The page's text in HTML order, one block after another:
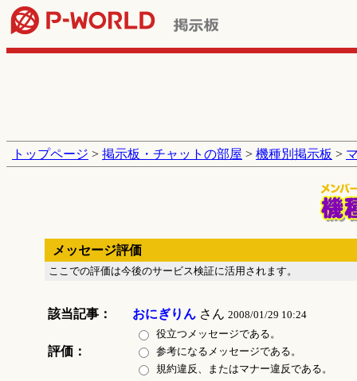
トップページ > 掲示板・チャットの部屋 > 機種別掲示板 >
メッセージ評価
ここでの評価は今後のサービス検証に活用されます。
該当記事： おにぎりんさん 2008/01/29 10:24
評価：
役立つメッセージである。
参考になるメッセージである。
規約違反、またはマナー違反である。